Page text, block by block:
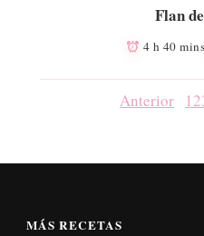
Flan
4 h 40
Anterior 12
MÁS RECETAS